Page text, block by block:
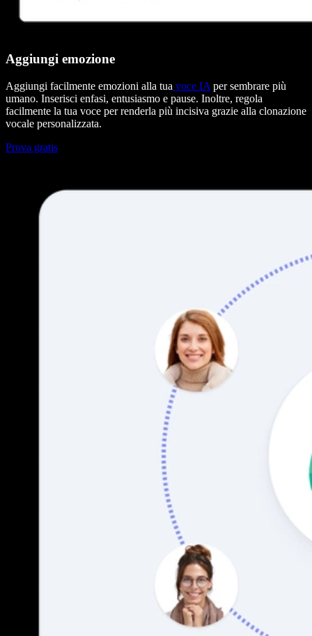
Aggiungi emozione
Aggiungi facilmente emozioni alla tua voce IA per sembrare più
umano. Inserisci enfasi, entusiasmo e pause. Inoltre, regola
facilmente la tua voce per renderla più incisiva grazie alla clonazione
vocale personalizzata.
Prova gratis